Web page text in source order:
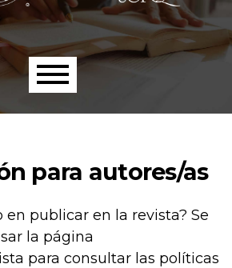
para autores/as
en publicar en la revista? Se
la página
para consultar las políticas